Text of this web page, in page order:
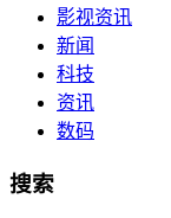
影视资讯
新闻
科技
资讯
数码
搜索